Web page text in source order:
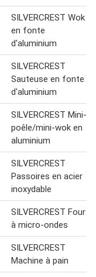
SILVERCREST Wok
en fonte
d'aluminium
SILVERCREST
Sauteuse en fonte
d'aluminium
SILVERCREST Mini-
poêle/mini-wok en
aluminium
SILVERCREST
Passoires en acier
inoxydable
SILVERCREST Four
à micro-ondes
SILVERCREST
Machine à pain